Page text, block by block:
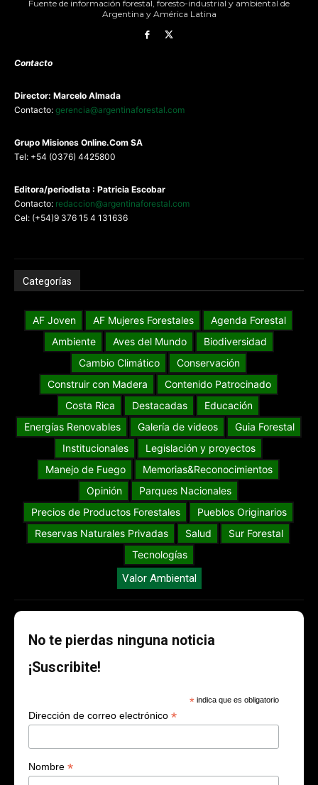
Fuente de información forestal, foresto-industrial y ambiental de
Argentina y América Latina
Contacto
Director: Marcelo Almada
Contacto: gerencia@argentinaforestal.com
Grupo Misiones Online.Com SA
Tel: +54 (0376) 4425800
Editora/periodista : Patricia Escobar
Contacto: redaccion@argentinaforestal.com
Cel: (+54)9 376 15 4 131636
Categorías
AF Joven AF Mujeres Forestales
Agenda Forestal
Ambiente
Aves del Mundo
Biodiversidad
Cambio Climático
Conservación
Construir con Madera
Contenido Patrocinado
Costa Rica
Destacadas
Educación
Energías Renovables
Galería de videos
Guia Forestal
Institucionales
Legislación y proyectos
Manejo de Fuego
Memorias&Reconocimientos
Opinión
Parques Nacionales
Precios de Productos Forestales
Pueblos Originarios
Reservas Naturales Privadas
Salud
Sur Forestal
Tecnologías
Valor Ambiental
No te pierdas ninguna noticia
¡Suscribite!
* indica que es obligatorio
Dirección de correo electrónico *
Nombre *